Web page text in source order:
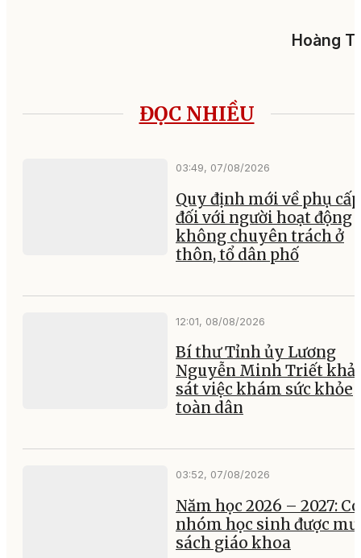
Hoàng
ĐỌC NHIỀU
03:49, 07/08/2026
Quy định mới về phụ cấp
đối với người hoạt động
không chuyên trách ở
thôn, tổ dân phố
12:01, 08/08/2026
Bí thư Tỉnh ủy Lương
Nguyễn Minh Triết
sát việc khám sức khỏe
toàn dân
03:52, 07/08/2026
Năm học 2026 – 2027:
nhóm học sinh được
sách giáo khoa